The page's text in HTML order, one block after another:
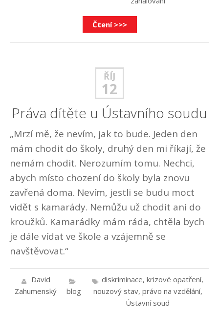
Čtení >>>
ŘÍJ
12
Práva dítěte u Ústavního soudu
„Mrzí mě, že nevím, jak to bude. Jeden den
mám chodit do školy, druhý den mi říkají, že
nemám chodit. Nerozumím tomu. Nechci,
abych místo chození do školy byla znovu
zavřená doma. Nevím, jestli se budu moct
vidět s kamarády. Nemůžu už chodit ani do
kroužků. Kamarádky mám ráda, chtěla bych
je dále vídat ve škole a vzájemně se
navštěvovat.“
David
Zahumenský
blog
diskriminace, krizové opatření,
nouzový stav, právo na vzdělání,
Ústavní soud